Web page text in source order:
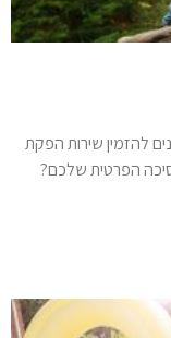
להזמין שירות הפקת
הפרטית שלכם?